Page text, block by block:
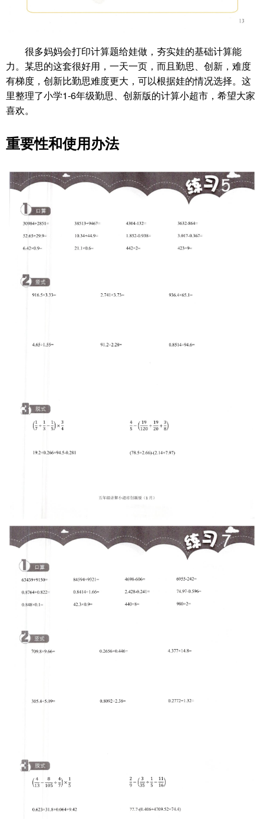
很多妈妈会打印计算题给娃做，夯实娃的基础计算能
力。某思的这套很好用，一天一页，而且勤思、创新，难度
有梯度，创新比勤思难度更大，可以根据娃的情况选择。这
里整理了小学1-6年级勤思、创新版的计算小超市，希望大家
喜欢。
重要性和使用办法